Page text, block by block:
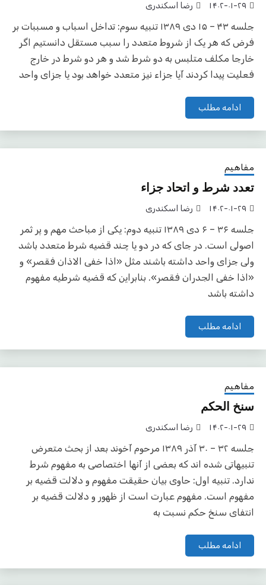
۱۴۰۲-۰۱-۲۹ رضا اسکندری
جلسه ۴۳ – ۱۵ دی ۱۳۸۹ تنبیه سوم: تداخل اسباب و مسببات بر
فرض که هر یک از شروط متعدد را سبب مستقل دانستیم اگر
خارجا مکلف متلبس به دو شرط شد و هر دو شرط در خارج
فعلیت پیدا کردند آیا جزاء نیز متعدد خواهد بود یا جزای واحد
ادامه مطلب
مفاهیم
تعدد شرط و اتحاد جزاء
۱۴۰۲-۰۱-۲۹ رضا اسکندری
جلسه ۳۶ – ۶ دی ۱۳۸۹ تنبیه دوم: یکی از مباحث مهم و پر ثمر
اصولی است. در جای که در دو یا چند قضیه شرط متعدد باشد
ولی جزای واحد داشته باشند مثل «اذا خفی الاذان فقصر» و
«اذا خفی الجدران فقصر». بنابراین که قضیه شرطیه مفهوم
داشته باشد
ادامه مطلب
مفاهیم
سنخ الحکم
۱۴۰۲-۰۱-۲۹ رضا اسکندری
جلسه ۳۲ – ۳۰ آذر ۱۳۸۹ مرحوم آخوند بعد از بحث متعرض
تنبیهاتی شده اند که بعضی از آنها اختصاصی به مفهوم شرط
ندارد. تنبیه اول: حاوی بیان حقیقت مفهوم و دلالت قضیه بر
مفهوم است. مفهوم عبارت است از ظهور و دلالت قضیه بر
انتفای سنخ حکم نسبت به
ادامه مطلب